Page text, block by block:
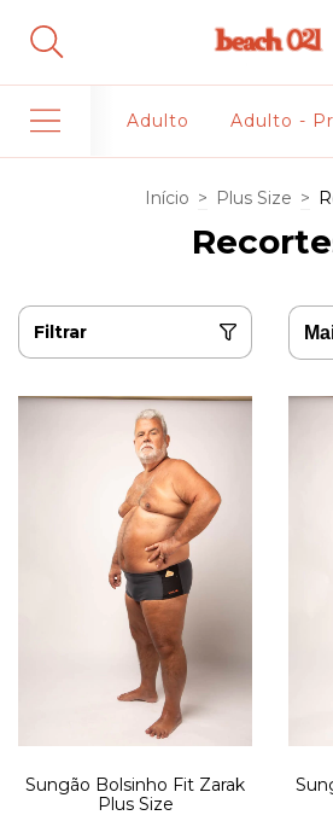
Adulto Adulto -
Início > Plus Size >
Filtrar
Sungão Bolsinho Fit Zarak
Plus Size